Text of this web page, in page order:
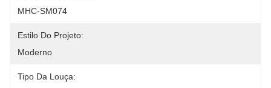
MHC-SM074
Estilo Do Projeto:
Moderno
Tipo Da Louça: